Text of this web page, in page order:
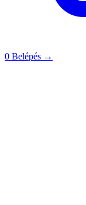
0 Belépés →